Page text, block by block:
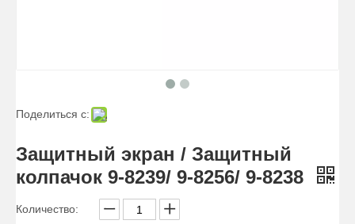
Поделиться с:
Защитный экран / Защитный
колпачок 9-8239/ 9-8256/ 9-8238
Количество: